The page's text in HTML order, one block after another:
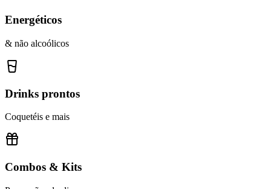
Energéticos
& não alcoólicos
Drinks prontos
Coquetéis e mais
Combos & Kits